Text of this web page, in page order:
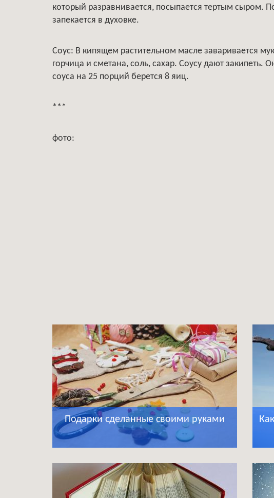
который разравнивается, посыпается тертым сыром.
запекается в духовке.
Соус: В кипящем растительном масле заваривается
горчица и сметана, соль, сахар. Соусу дают закипеть.
соуса на 25 порций берется 8 яиц.
***
фото:
Подарки сделанные своими руками